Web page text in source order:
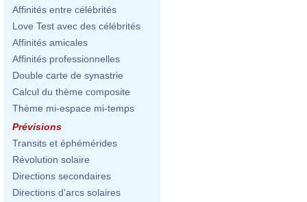
Affinités entre célébrités
Love Test avec des célébrités
Affinités amicales
Affinités professionnelles
Double carte de synastrie
Calcul du thème composite
Thème mi-espace mi-temps
Prévisions
Transits et éphémérides
Révolution solaire
Directions secondaires
Directions d'arcs solaires